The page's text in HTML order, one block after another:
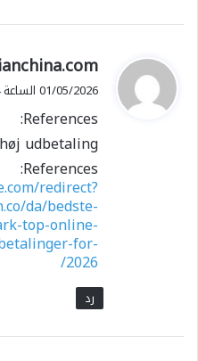
ي
ق
ل
01/05/2026 الساعة 09:44
References:
udbetaling
References:
redirect?
da/bedste-
top-online-
for-
2026/
رد